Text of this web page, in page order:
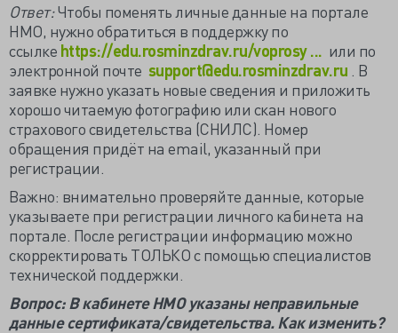
Ответ:Чтобы поменять личные данные на портале
НМО, нужно обратиться в поддержку по
ссылке https://edu.rosminzdrav.ru/voprosy ... или по
электронной почте support@edu.rosminzdrav.ru . В
заявке нужно указать новые сведения и приложить
хорошо читаемую фотографию или скан нового
страхового свидетельства (СНИЛС). Номер
обращения придёт на email, указанный при
регистрации.
Важно: внимательно проверяйте данные, которые
указываете при регистрации личного кабинета на
портале. После регистрации информацию можно
скорректировать ТОЛЬКО с помощью специалистов
технической поддержки.
Вопрос: В кабинете НМО указаны неправильные
данные сертификата/свидетельства. Как изменить?